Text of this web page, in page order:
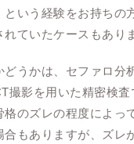
という経験をお持ちの
ていたケースもあり
どうかは、セファロ分
撮影を用いた精密検査
格のズレの程度によっ
合もありますが、ズレ